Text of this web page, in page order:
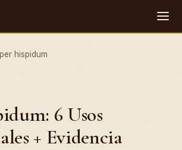
hispidum
6 Usos
+ Evidencia